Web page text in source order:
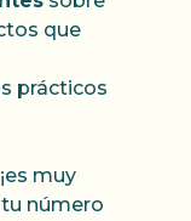
que
prácticos
muy
número